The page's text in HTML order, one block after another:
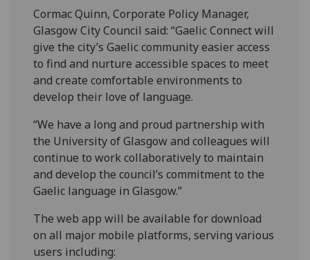
Cormac Quinn, Corporate Policy Manager,
Glasgow City Council said: “Gaelic Connect will
give the city’s Gaelic community easier access
to find and nurture accessible spaces to meet
and create comfortable environments to
develop their love of language.
“We have a long and proud partnership with
the University of Glasgow and colleagues will
continue to work collaboratively to maintain
and develop the council’s commitment to the
Gaelic language in Glasgow.”
The web app will be available for download
on all major mobile platforms, serving various
users including: